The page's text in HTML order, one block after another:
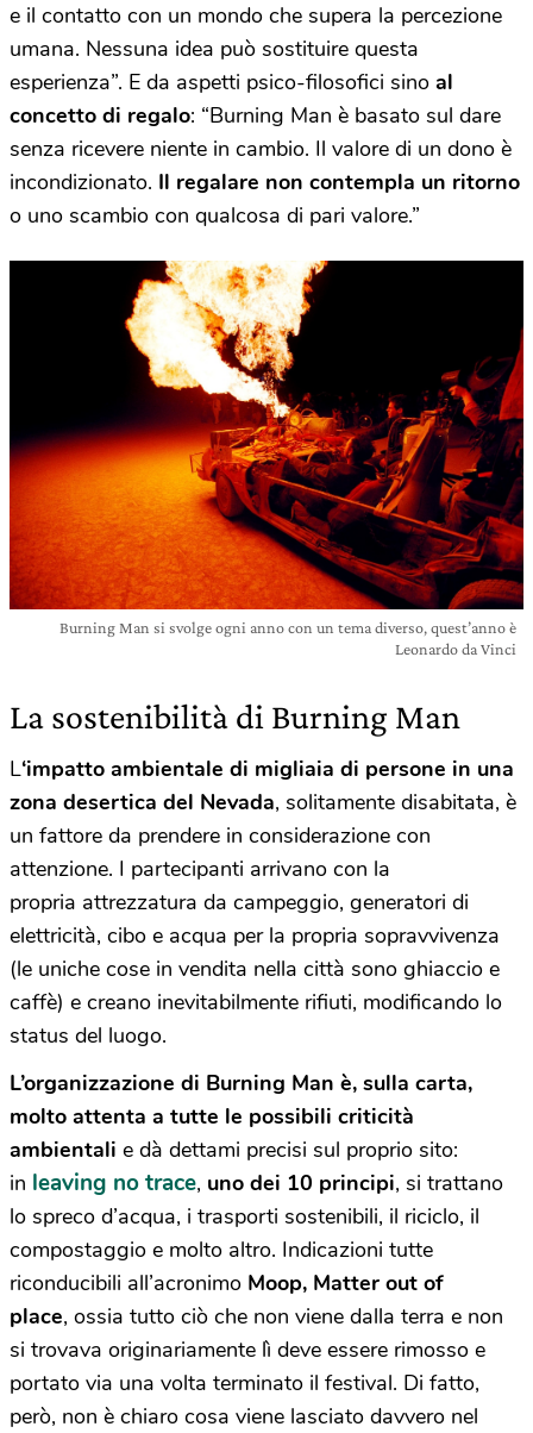
e il contatto con un mondo che supera la percezione
umana. Nessuna idea può sostituire questa
esperienza”. E da aspetti psico-filosofici sino al
concetto di regalo: “Burning Man è basato sul dare
senza ricevere niente in cambio. Il valore di un dono è
incondizionato. Il regalare non contempla un ritorno
o uno scambio con qualcosa di pari valore.”
Burning Man si svolge ogni anno con un tema diverso, quest’anno è
Leonardo da Vinci
La sostenibilità di Burning Man
L‘impatto ambientale di migliaia di persone in una
zona desertica del Nevada, solitamente disabitata, è
un fattore da prendere in considerazione con
attenzione. I partecipanti arrivano con la
propria attrezzatura da campeggio, generatori di
elettricità, cibo e acqua per la propria sopravvivenza
(le uniche cose in vendita nella città sono ghiaccio e
caffè) e creano inevitabilmente rifiuti, modificando lo
status del luogo.
L’organizzazione di Burning Man è, sulla carta,
molto attenta a tutte le possibili criticità
ambientali e dà dettami precisi sul proprio sito:
in leaving no trace, uno dei 10 principi, si trattano
lo spreco d’acqua, i trasporti sostenibili, il riciclo, il
compostaggio e molto altro. Indicazioni tutte
riconducibili all’acronimo Moop, Matter out of
place, ossia tutto ciò che non viene dalla terra e non
si trovava originariamente lì deve essere rimosso e
portato via una volta terminato il festival. Di fatto,
però, non è chiaro cosa viene lasciato davvero nel